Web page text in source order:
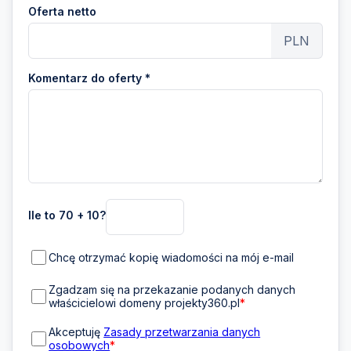
Oferta netto
PLN
Komentarz do oferty *
Ile to 70 + 10?
Chcę otrzymać kopię wiadomości na mój e-mail
Zgadzam się na przekazanie podanych danych
właścicielowi domeny projekty360.pl*
Akceptuję Zasady przetwarzania danych
osobowych*